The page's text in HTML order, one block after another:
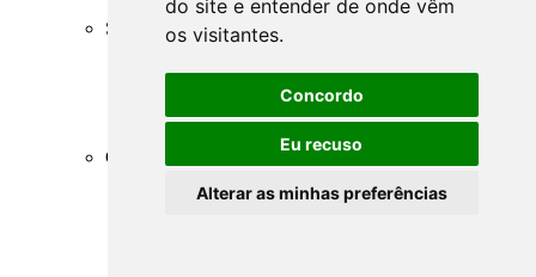
do site e entender de onde vêm
os visitantes.
Concordo
Eu recuso
Alterar as minhas preferências
Manuais Auxiliares do BCB e Cosif-e
SRF - Secretaria da Receita Federal
RIR - Regulamento do Imposto de Renda
RFB - Instruções Normativas
RFB - Pareceres Normativos
RFB - Atos Declaratórios
MF - Portarias do Ministério da Fazenda
CVM - Comissão de Valores Mobiliários
Instruções CVM